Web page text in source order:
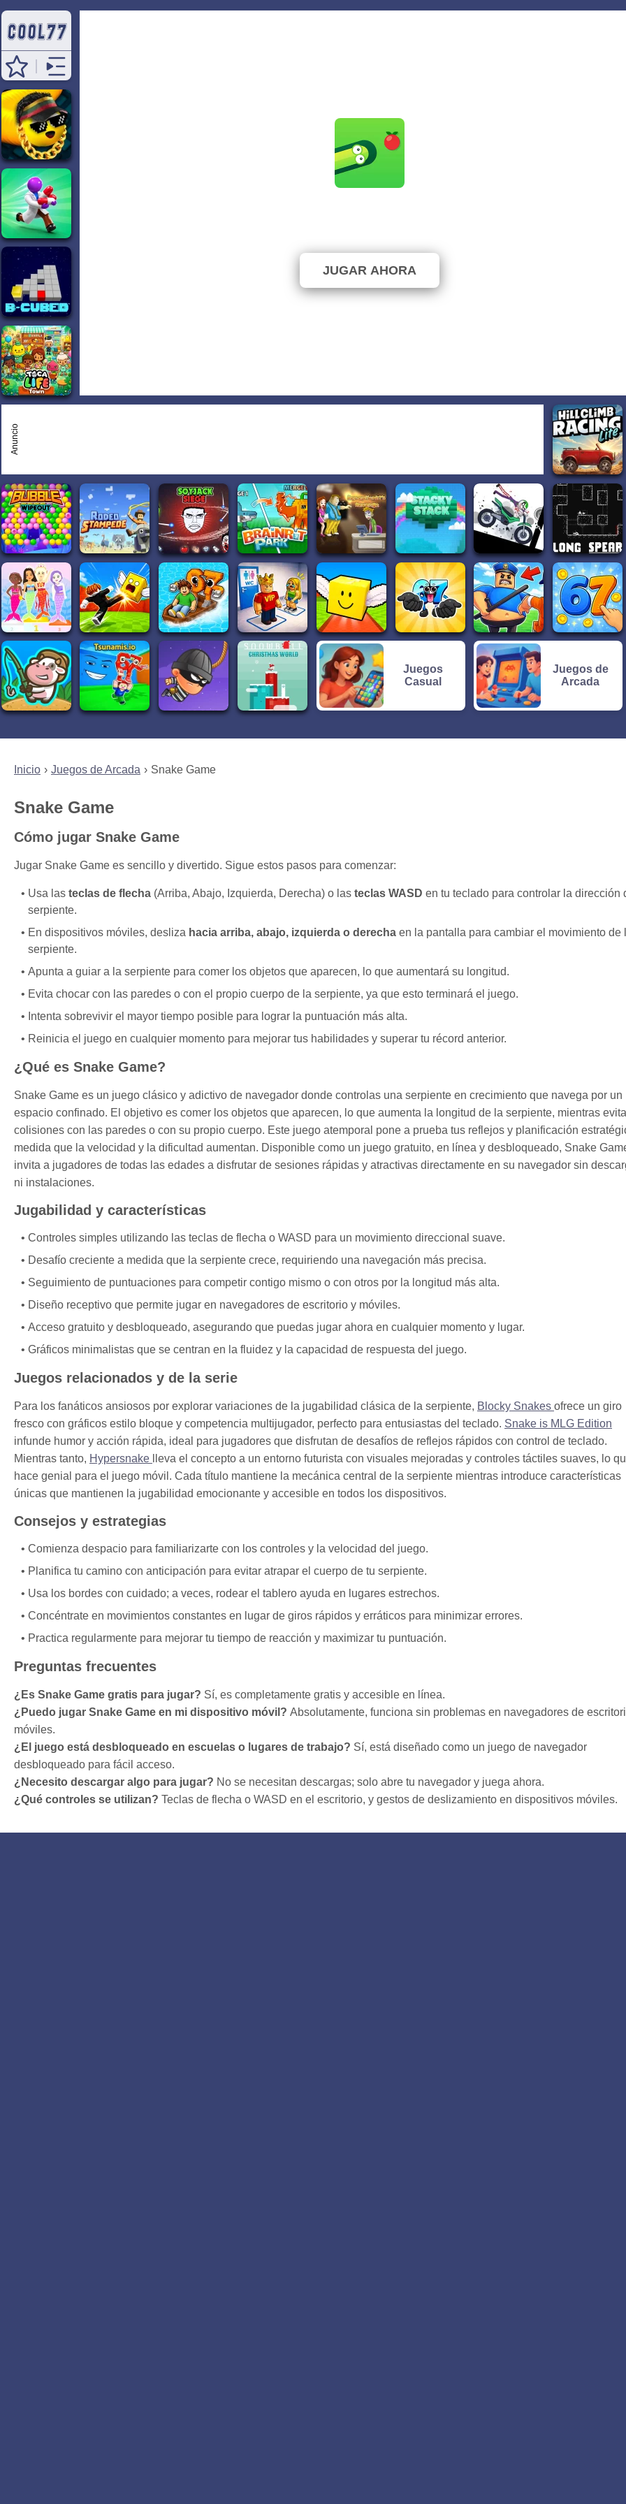
Inicio Juegos de Arcada Snake Game
Snake Game
Cómo jugar Snake Game
Jugar Snake Game es sencillo y divertido. Sigue estos pasos para comenzar:
Usa las teclas de flecha (Arriba, Abajo, Izquierda, Derecha) o las teclas WASD en tu teclado para controlar la dirección
serpiente.
En dispositivos móviles, desliza hacia arriba, abajo, izquierda o derecha en la pantalla para cambiar el movimiento de
serpiente.
Apunta a guiar a la serpiente para comer los objetos que aparecen, lo que aumentará su longitud.
Evita chocar con las paredes o con el propio cuerpo de la serpiente, ya que esto terminará el juego.
Intenta sobrevivir el mayor tiempo posible para lograr la puntuación más alta.
Reinicia el juego en cualquier momento para mejorar tus habilidades y superar tu récord anterior.
¿Qué es Snake Game?
Snake Game es un juego clásico y adictivo de navegador donde controlas una serpiente en crecimiento que navega por un
espacio confinado. El objetivo es comer los objetos que aparecen, lo que aumenta la longitud de la serpiente, mientras
colisiones con las paredes o con su propio cuerpo. Este juego atemporal pone a prueba tus reflejos y planificación
medida que la velocidad y la dificultad aumentan. Disponible como un juego gratuito, en línea y desbloqueado, Snake
invita a jugadores de todas las edades a disfrutar de sesiones rápidas y atractivas directamente en su navegador sin
ni instalaciones.
Jugabilidad y características
Controles simples utilizando las teclas de flecha o WASD para un movimiento direccional suave.
Desafío creciente a medida que la serpiente crece, requiriendo una navegación más precisa.
Seguimiento de puntuaciones para competir contigo mismo o con otros por la longitud más alta.
Diseño receptivo que permite jugar en navegadores de escritorio y móviles.
Acceso gratuito y desbloqueado, asegurando que puedas jugar ahora en cualquier momento y lugar.
Gráficos minimalistas que se centran en la fluidez y la capacidad de respuesta del juego.
Juegos relacionados y de la serie
Para los fanáticos ansiosos por explorar variaciones de la jugabilidad clásica de la serpiente, Blocky Snakes ofrece un giro
fresco con gráficos estilo bloque y competencia multijugador, perfecto para entusiastas del teclado. Snake is MLG Edition
infunde humor y acción rápida, ideal para jugadores que disfrutan de desafíos de reflejos rápidos con control de teclado.
Mientras tanto, Hypersnake
lleva el concepto a un entorno futurista con visuales mejoradas y controles táctiles suaves, lo
hace genial para el juego móvil. Cada título mantiene la mecánica central de la serpiente mientras introduce características
únicas que mantienen la jugabilidad emocionante y accesible en todos los dispositivos.
Consejos y estrategias
Comienza despacio para familiarizarte con los controles y la velocidad del juego.
Planifica tu camino con anticipación para evitar atrapar el cuerpo de tu serpiente.
Usa los bordes con cuidado; a veces, rodear el tablero ayuda en lugares estrechos.
Concéntrate en movimientos constantes en lugar de giros rápidos y erráticos para minimizar errores.
Practica regularmente para mejorar tu tiempo de reacción y maximizar tu puntuación.
Preguntas frecuentes
¿Es Snake Game gratis para jugar? Sí, es completamente gratis y accesible en línea.
¿Puedo jugar Snake Game en mi dispositivo móvil? Absolutamente, funciona sin problemas en navegadores de
móviles.
¿El juego está desbloqueado en escuelas o lugares de trabajo? Sí, está diseñado como un juego de navegador
desbloqueado para fácil acceso.
¿Necesito descargar algo para jugar? No se necesitan descargas; solo abre tu navegador y juega ahora.
¿Qué controles se utilizan? Teclas de flecha o WASD en el escritorio, y gestos de deslizamiento en dispositivos móviles.
JUGAR AHORA
Anuncio
Juegos
Casual
Juegos de
Arcada